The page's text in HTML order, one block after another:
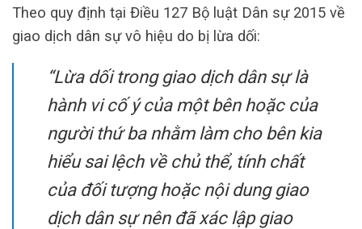
Theo quy định tại Điều 127 Bộ luật Dân sự 2015 về
giao dịch dân sự vô hiệu do bị lừa dối:
“Lừa dối trong giao dịch dân sự là
hành vi cố ý của một bên hoặc của
người thứ ba nhằm làm cho bên kia
hiểu sai lệch về chủ thể, tính chất
của đối tượng hoặc nội dung giao
dịch dân sự nên đã xác lập giao